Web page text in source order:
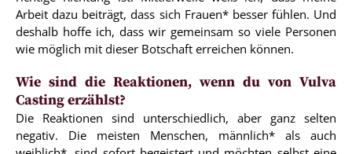
Arbeit dazu beiträgt, dass sich Frauen* besser fühlen. Und
deshalb hoffe ich, dass wir gemeinsam so viele Personen
wie möglich mit dieser Botschaft erreichen können.
Wie sind die Reaktionen, wenn du von Vulva
Casting erzählst?
Die Reaktionen sind unterschiedlich, aber ganz selten
negativ. Die meisten Menschen, männlich* als auch